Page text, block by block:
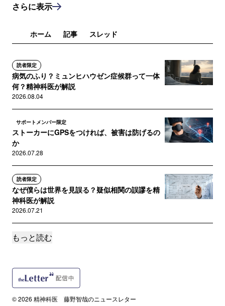
さらに表示
ホーム 記事 スレッド
読者限定
病気のふり？ミュンヒハウゼン症候群って一体
何？精神科医が解説
2026.08.04
サポートメンバー限定
ストーカーにGPSをつければ、被害は防げるの
か
2026.07.28
読者限定
なぜ僕らは世界を見誤る？疑似相関の誤謬を精
神科医が解説
2026.07.21
サポートメンバー限定
サポートメンバー限定
2026.07.07
もっと読む
© 2026 精神科医 藤野智哉のニュースレター